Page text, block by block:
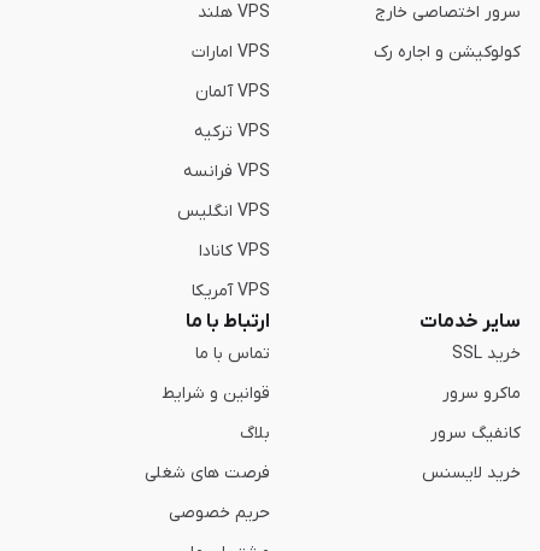
سرور اختصاصی خارج
کولوکیشن و اجاره رک
VPS هلند
VPS امارات
VPS آلمان
VPS ترکیه
VPS فرانسه
VPS انگلیس
VPS کانادا
VPS آمریکا
سایر خدمات
خرید SSL
ماکرو سرور
کانفیگ سرور
خرید لایسنس
ارتباط با ما
تماس با ما
قوانین و شرایط
بلاگ
فرصت های شغلی
حریم خصوصی